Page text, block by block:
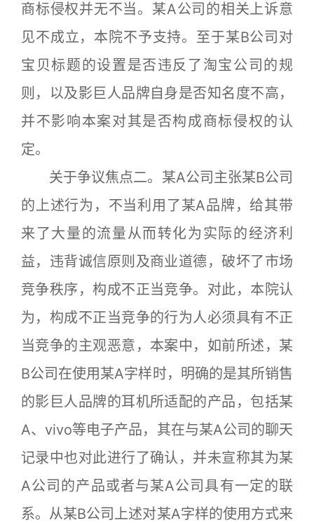
商标侵权并无不当。某A公司的相关上诉意
见不成立，本院不予支持。至于某B公司对
宝贝标题的设置是否违反了淘宝公司的规
则，以及影巨人品牌自身是否知名度不高，
并不影响本案对其是否构成商标侵权的认
定。
关于争议焦点二。某A公司主张某B公司
的上述行为，不当利用了某A品牌，给其带
来了大量的流量从而转化为实际的经济利
益，违背诚信原则及商业道德，破坏了市场
竞争秩序，构成不正当竞争。对此，本院认
为，构成不正当竞争的行为人必须具有不正
当竞争的主观恶意，本案中，如前所述，某
B公司在使用某A字样时，明确的是其所销售
的影巨人品牌的耳机所适配的产品，包括某
A、vivo等电子产品，其在与某A公司的聊天
记录中也对此进行了确认，并未宣称其为某
A公司的产品或者与某A公司具有一定的联
系。从某B公司上述对某A字样的使用方式来